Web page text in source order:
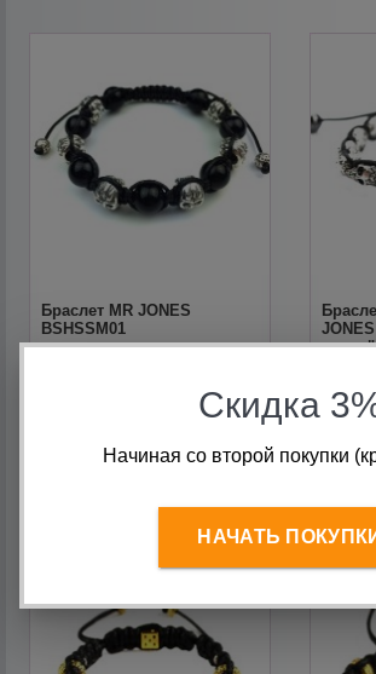
Браслет MR JONES
BSHSSM01
череп"
Скидка
Начиная со второй покупки
НАЧАТЬ